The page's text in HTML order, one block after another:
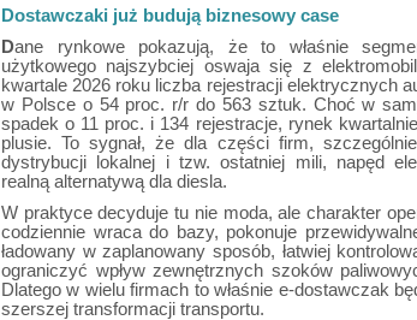
Dostawczaki już budują biznesowy case
Dane rynkowe pokazują, że to właśnie
użytkowego najszybciej oswaja się z
kwartale 2026 roku liczba rejestracji elektrycznych
w Polsce o 54 proc. r/r do 563 sztuk. Choć w
spadek o 11 proc. i 134 rejestracje, rynek
plusie. To sygnał, że dla części firm,
dystrybucji lokalnej i tzw. ostatniej mili, napęd
realną alternatywą dla diesla.
W praktyce decyduje tu nie moda, ale charakter
codziennie wraca do bazy, pokonuje
ładowany w zaplanowany sposób, łatwiej
ograniczyć wpływ zewnętrznych szoków
Dlatego w wielu firmach to właśnie e-dostawczak
szerszej transformacji transportu.